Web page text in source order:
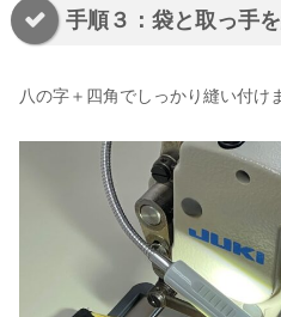
手順３：袋と取っ手
八の字＋四角でしっかり縫い付け